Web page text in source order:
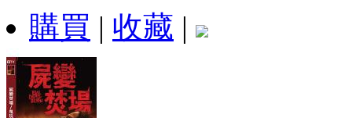
購買 | 收藏 |